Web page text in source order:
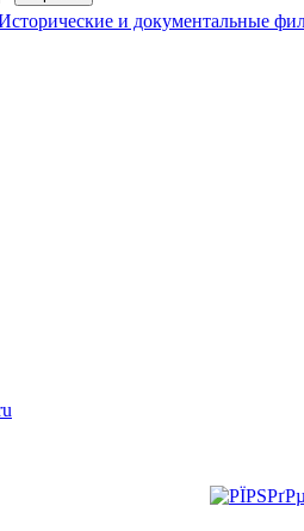
и документальные